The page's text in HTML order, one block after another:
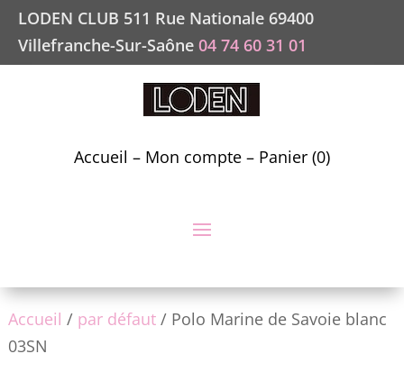
LODEN CLUB 511 Rue Nationale 69400
Villefranche-Sur-Saône 04 74 60 31 01
Accueil – Mon compte– Panier (0)
Accueil / par défaut/ Polo Marine de Savoie blanc
03SN